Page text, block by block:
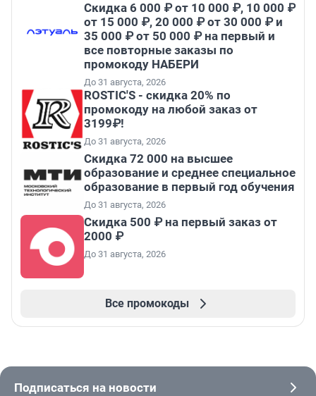
Скидка 6 000 ₽ от 10 000 ₽, 10 000 ₽
от 15 000 ₽, 20 000 ₽ от 30 000 ₽ и
35 000 ₽ от 50 000 ₽ на первый и
все повторные заказы по
промокоду НАБЕРИ
До 31 августа, 2026
ROSTIC'S - скидка 20% по
промокоду на любой заказ от
3199₽!
До 31 августа, 2026
Скидка 72 000 на высшее
образование и среднее специальное
образование в первый год обучения
До 31 августа, 2026
Скидка 500 ₽ на первый заказ от
2000 ₽
До 31 августа, 2026
Все промокоды
Подписаться на новости